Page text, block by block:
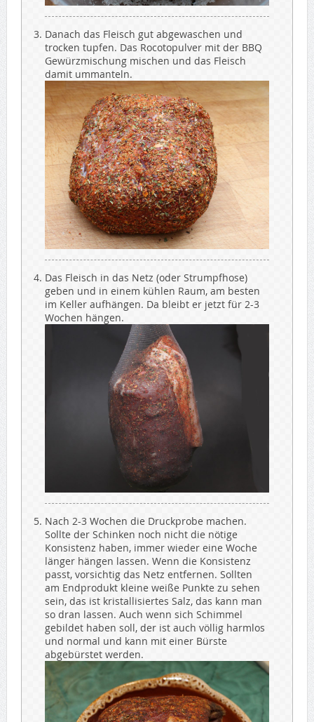
Danach das Fleisch gut abgewaschen und
trocken tupfen. Das Rocotopulver mit der BBQ
Gewürzmischung mischen und das Fleisch
damit ummanteln.
Das Fleisch in das Netz (oder Strumpfhose)
geben und in einem kühlen Raum, am besten
im Keller aufhängen. Da bleibt er jetzt für 2-3
Wochen hängen.
Nach 2-3 Wochen die Druckprobe machen.
Sollte der Schinken noch nicht die nötige
Konsistenz haben, immer wieder eine Woche
länger hängen lassen. Wenn die Konsistenz
passt, vorsichtig das Netz entfernen. Sollten
am Endprodukt kleine weiße Punkte zu sehen
sein, das ist kristallisiertes Salz, das kann man
so dran lassen. Auch wenn sich Schimmel
gebildet haben soll, der ist auch völlig harmlos
und normal und kann mit einer Bürste
abgebürstet werden.